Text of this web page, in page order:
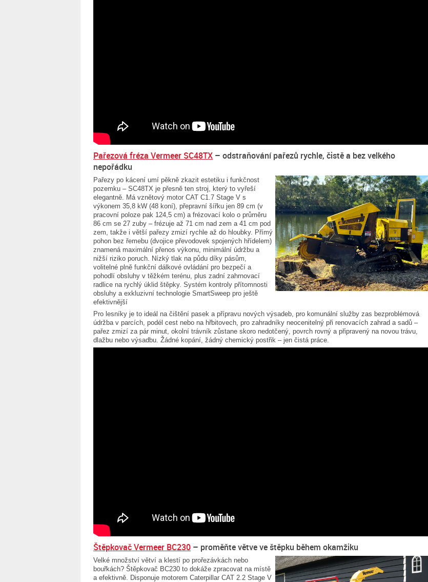
Pařezová fréza Vermeer SC48TX – odstraňování pařezů rychle, čistě a bez velkého
nepořádku
Pařezy po kácení umí pěkně zkazit estetiku i funkčnost
pozemku – SC48TX je přesně ten stroj, který to vyřeší
elegantně. Má vznětový motor CAT C1.7 Stage V s
výkonem 35,8 kW (48 koní), přepravní šířku jen 89 cm (v
pracovní poloze pak 124,5 cm) a frézovací kolo o průměru
86 cm se 27 zuby – frézuje až 71 cm nad zem a 41 cm pod
zem, takže i větší pařezy zmizí rychle až do hloubky. Přímý
pohon bez řemebu (dvojice převodovek spojených hřídelem)
znamená maximální přenos výkonu, minimální údržbu a
nižší riziko poruch. Nízký tlak na půdu díky pásům,
volitelné plně funkční dálkové ovládání pro bezpečí a
pohodlí obsluhy v těžkém terénu, plus zadní zahrnovací
radlice na rychlý úklid štěpky. Systém kontroly přítomnosti
obsluhy a exkluzivní technologie SmartSweep pro ještě
efektivnější
Pro lesníky je to ideál na čištění pasek a přípravu nových výsadeb, pro komunální služby zas bezproblémová
údržba v parcích, podél cest nebo na hřbitovech, pro zahradníky neocenitelný při renovacích zahrad a sadů –
pařez zmizí za pár minut, okolní trávník zůstane skoro nedotčený, povrch rovný a připravený na novou trávu,
dlažbu nebo výsadbu. Žádné kopání, žádný chemický postřik – jen čistá práce.
Štěpkovač Vermeer BC230 – proměňte větve ve štěpku během okamžiku
Velké množství větví a klestí po prořezávkách nebo
bouřkách? Štěpkovač BC230 to dokáže zpracovat na místě
a efektivně. Disponuje motorem Caterpillar CAT 2.2 Stage V